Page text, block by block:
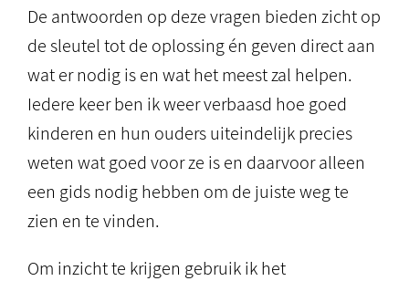
De antwoorden op deze vragen bieden zicht op
de sleutel tot de oplossing én geven direct aan
wat er nodig is en wat het meest zal helpen.
Iedere keer ben ik weer verbaasd hoe goed
kinderen en hun ouders uiteindelijk precies
weten wat goed voor ze is en daarvoor alleen
een gids nodig hebben om de juiste weg te
zien en te vinden.
Om inzicht te krijgen gebruik ik het